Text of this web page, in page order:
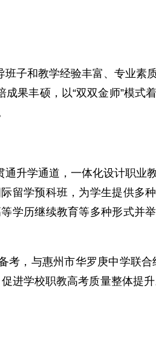
子和教学经验丰富、专业素
果丰硕，以“双双金师”模式
升学通道，一体化设计职业
留学预科班，为学生提供多
学历继续教育等多种形式并
，与惠州市华罗庚中学联合
进学校职教高考质量整体提